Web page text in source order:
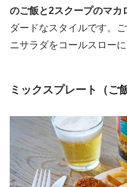
のご飯と2スクープのマカ
ダードなスタイルです。
ニサラダをコールスロー
ミックスプレート（ご